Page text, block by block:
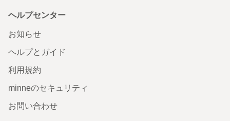
ヘルプセンター
お知らせ
ヘルプとガイド
利用規約
minneのセキュリティ
お問い合わせ